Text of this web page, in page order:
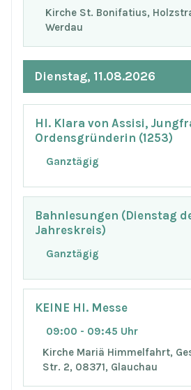
Kirche St. Bonifatius,
Werdau
Dienstag, 11.08.2026
Hl. Klara von Assisi,
Ordensgründerin (1253)
Ganztägig
Bahnlesungen (Dienstag
Jahreskreis)
Ganztägig
KEINE Hl. Messe
09:00 - 09:45 Uhr
Kirche Mariä Himmelfahrt,
Str. 2, 08371, Glauchau